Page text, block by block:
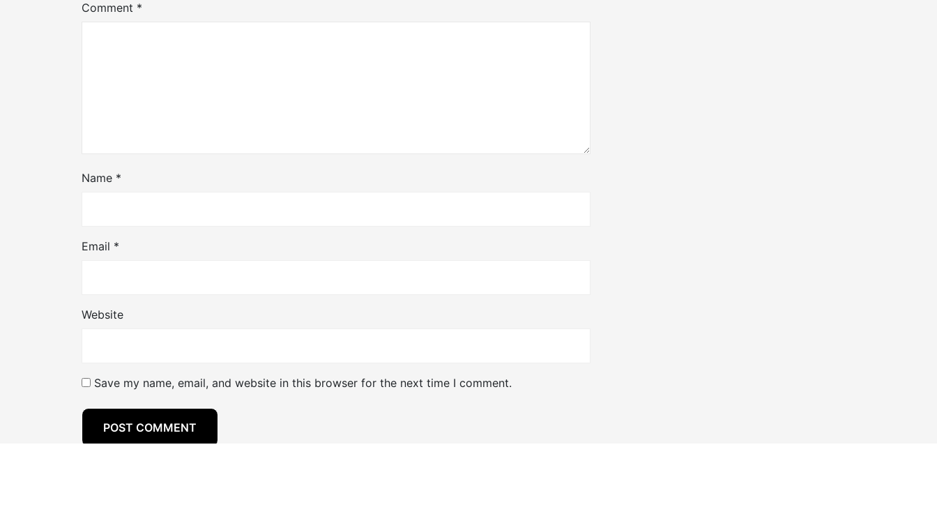
Comment *
Name *
Email *
Website
Save my name, email, and website in this browser for the next time I comment.